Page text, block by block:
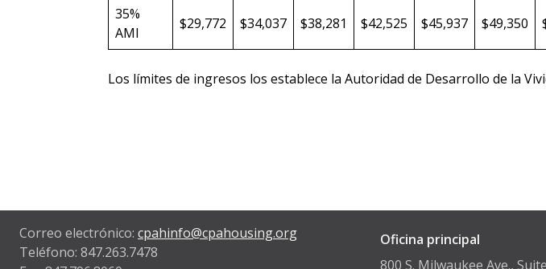
35%
AMI
$29,772 $34,037 $38,281 $42,525 $45,937 $49,350
Los límites de ingresos los establece la Autoridad de Desarrollo de la
Correo electrónico: cpahinfo@cpahousing.org
Teléfono: 847.263.7478
Oficina principal
800 S. Milwaukee Ave.,